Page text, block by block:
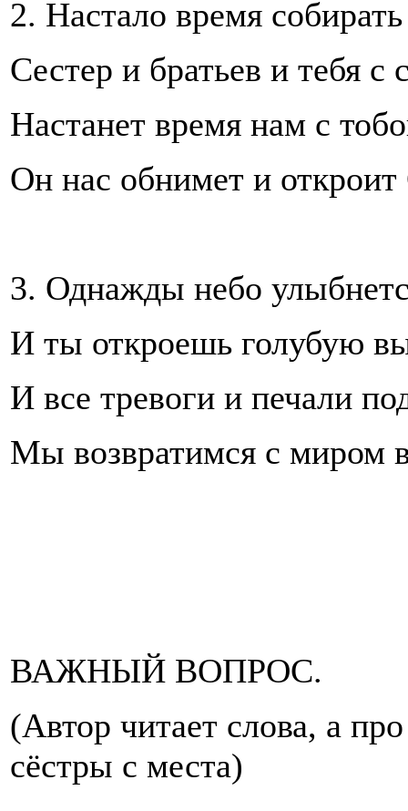
2. Настало время
Сестер и братьев и тебя с
Настанет время нам с
Он нас обнимет и
3. Однажды небо
И ты откроешь голубую
И все тревоги и печали
Мы возвратимся с миром
ВАЖНЫЙ ВОПРОС.
(Автор читает слова, а
сёстры с места)